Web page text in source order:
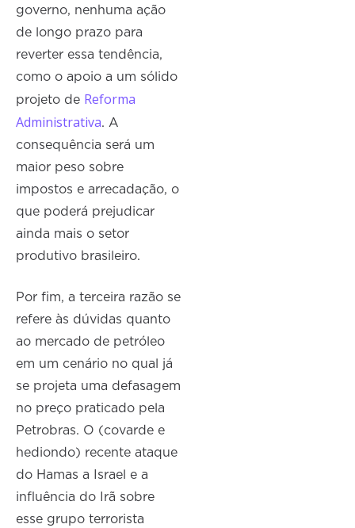
governo, nenhuma ação
de longo prazo para
reverter essa tendência,
como o apoio a um sólido
projeto de Reforma
Administrativa. A
consequência será um
maior peso sobre
impostos e arrecadação, o
que poderá prejudicar
ainda mais o setor
produtivo brasileiro.
Por fim, a terceira razão se
refere às dúvidas quanto
ao mercado de petróleo
em um cenário no qual já
se projeta uma defasagem
no preço praticado pela
Petrobras. O (covarde e
hediondo) recente ataque
do Hamas a Israel e a
influência do Irã sobre
esse grupo terrorista